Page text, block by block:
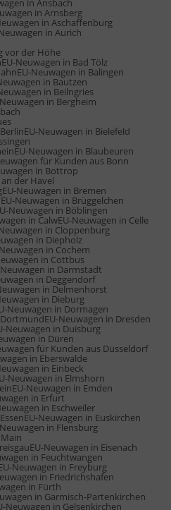
in Arnsberg
in Aschaffenburg
in Aurich
vor der Höhe
EU-Neuwagen in Bad Tölz
EU-Neuwagen in Balingen
in Bautzen
in Beilngries
in Bergheim
EU-Neuwagen in Bielefeld
EU-Neuwagen in Blaubeuren
für Kunden aus Bonn
in Bottrop
der Havel
EU-Neuwagen in Bremen
EU-Neuwagen in Brüggelchen
Neuwagen in Böblingen
in CalwEU-Neuwagen in Celle
in Cloppenburg
in Diepholz
in Cochem
in Cottbus
Neuwagen in Darmstadt
in Deggendorf
in Delmenhorst
in Dieburg
Neuwagen in Dormagen
EU-Neuwagen in Dresden
Neuwagen in Duisburg
in Düren
für Kunden aus Düsseldorf
in Eberswalde
in Einbeck
Neuwagen in Elmshorn
EU-Neuwagen in Emden
in Erfurt
in Eschweiler
EU-Neuwagen in Euskirchen
in Flensburg
EU-Neuwagen in Eisenach
in Feuchtwangen
Neuwagen in Freyburg
in Friedrichshafen
in Fürth
in Garmisch-Partenkirchen
Neuwagen in Gelsenkirchen